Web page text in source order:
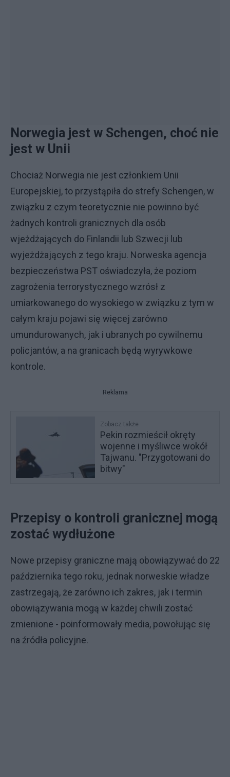
Norwegia jest w Schengen, choć nie
jest w Unii
Chociaż Norwegia nie jest członkiem Unii
Europejskiej, to przystąpiła do strefy Schengen, w
związku z czym teoretycznie nie powinno być
żadnych kontroli granicznych dla osób
wjeżdżających do Finlandii lub Szwecji lub
wyjeżdżających z tego kraju. Norweska agencja
bezpieczeństwa PST oświadczyła, że poziom
zagrożenia terrorystycznego wzrósł z
umiarkowanego do wysokiego w związku z tym w
całym kraju pojawi się więcej zarówno
umundurowanych, jak i ubranych po cywilnemu
policjantów, a na granicach będą wyrywkowe
kontrole.
Reklama
Zobacz także
Pekin rozmieścił okręty
wojenne i myśliwce wokół
Tajwanu. "Przygotowani do
bitwy"
Przepisy o kontroli granicznej mogą
zostać wydłużone
Nowe przepisy graniczne mają obowiązywać do 22
października tego roku, jednak norweskie władze
zastrzegają, że zarówno ich zakres, jak i termin
obowiązywania mogą w każdej chwili zostać
zmienione - poinformowały media, powołując się
na źródła policyjne.